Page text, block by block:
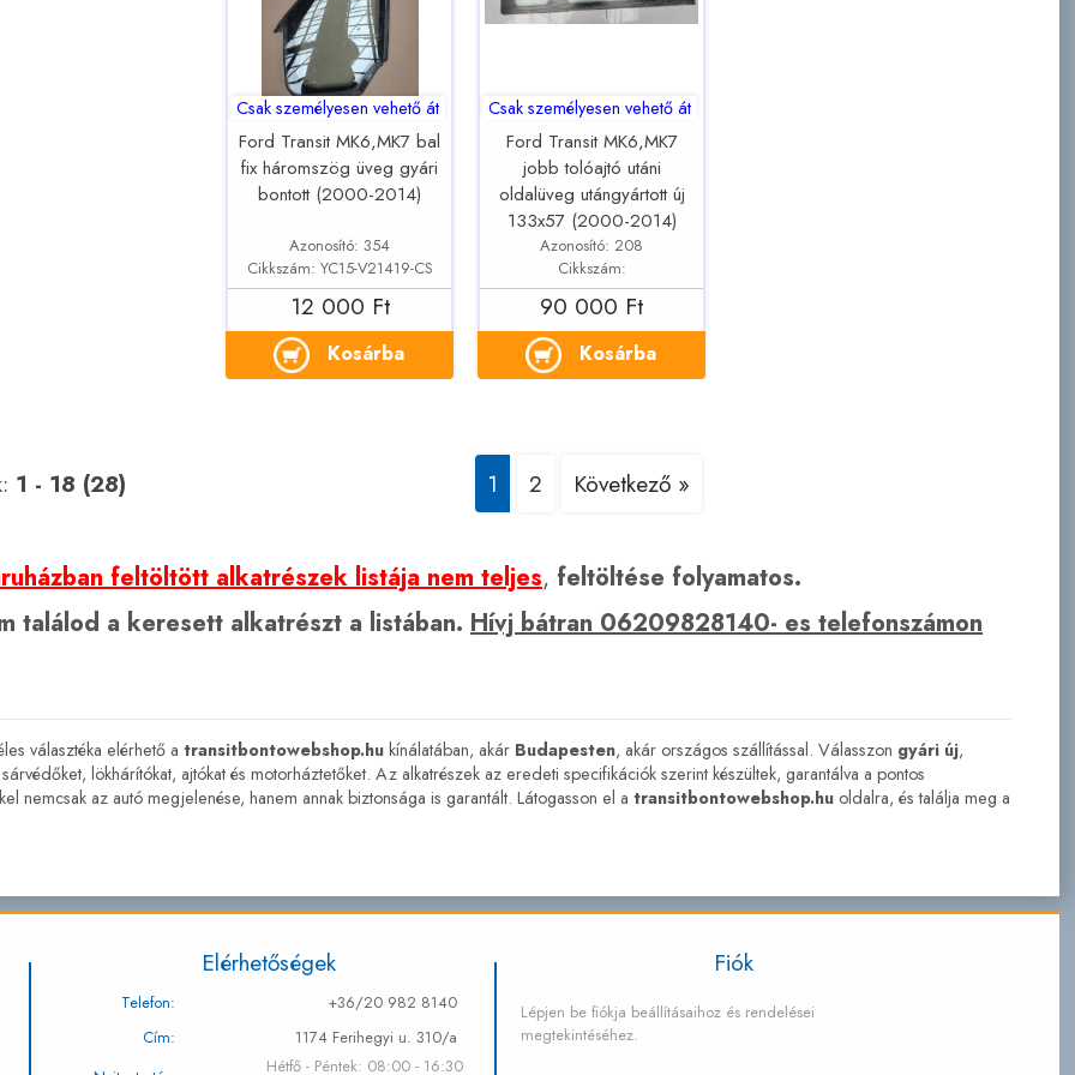
Csak személyesen vehető át
Ford Transit MK6,MK7 bal
fix háromszög üveg gyári
bontott (2000-2014)
Azonosító: 354
Cikkszám: YC15-V21419-CS
12 000 Ft
Kosárba
Csak személyesen vehető át
Ford Transit MK6,MK7
jobb tolóajtó utáni
oldalüveg utángyártott új
133x57 (2000-2014)
Azonosító: 208
Cikkszám:
90 000 Ft
Kosárba
1 - 18 (28) 1 2 Következő »
feltöltött alkatrészek listája nem teljes,feltöltése folyamatos.
találod a keresett alkatrészt a listában. Hívj bátran 06209828140- es telefonszámon
választéka elérhető a transitbontowebshop.hukínálatában, akár Budapesten, akár országos szállítással. Válasszon gyári új,
lökhárítókat, ajtókat és motorháztetőket. Az alkatrészek az eredeti specifikációk szerint készültek, garantálva a pontos
nemcsak az autó megjelenése, hanem annak biztonsága is garantált. Látogasson el a transitbontowebshop.huoldalra, és találja meg a
Elérhetőségek
Telefon:
+36/20 982 8140
Cím:
1174 Ferihegyi u. 310/a
Hétfő - Péntek: 08:00 - 16:30
Fiók
Lépjen be fiókja beállításaihoz és rendelései
megtekintéséhez.